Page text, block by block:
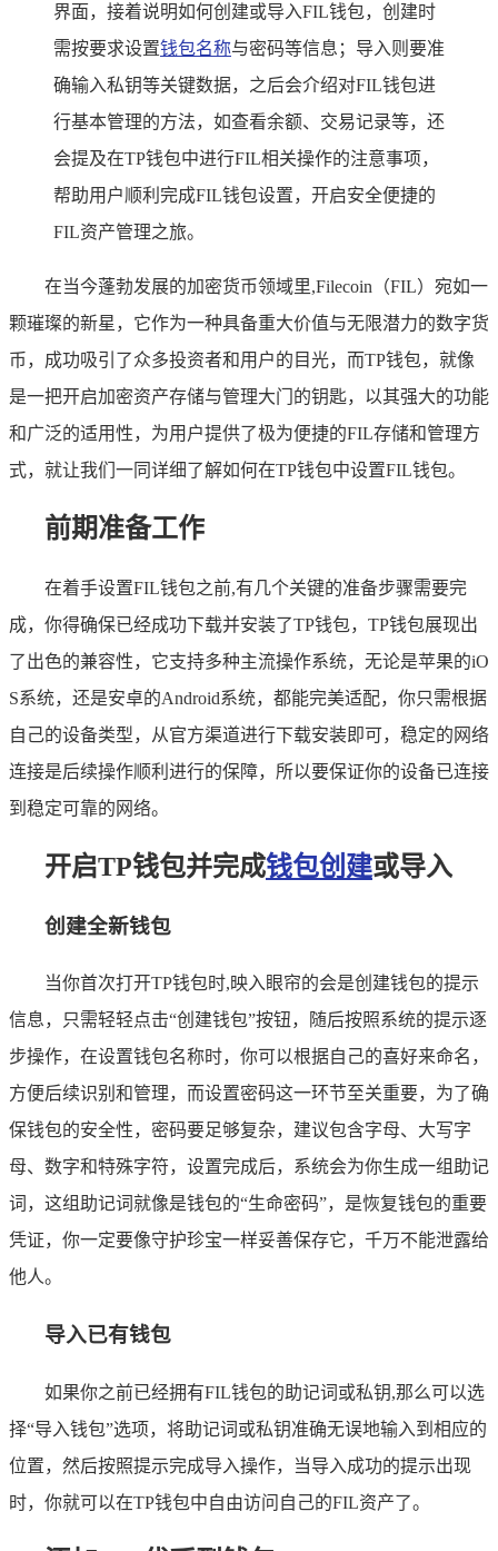
界面，接着说明如何创建或导入FIL钱包，创建时
需按要求设置钱包名称与密码等信息；导入则要准
确输入私钥等关键数据，之后会介绍对FIL钱包进
行基本管理的方法，如查看余额、交易记录等，还
会提及在TP钱包中进行FIL相关操作的注意事项，
帮助用户顺利完成FIL钱包设置，开启安全便捷的
FIL资产管理之旅。
在当今蓬勃发展的加密货币领域里,Filecoin（FIL）宛如一
颗璀璨的新星，它作为一种具备重大价值与无限潜力的数字货
币，成功吸引了众多投资者和用户的目光，而TP钱包，就像
是一把开启加密资产存储与管理大门的钥匙，以其强大的功能
和广泛的适用性，为用户提供了极为便捷的FIL存储和管理方
式，就让我们一同详细了解如何在TP钱包中设置FIL钱包。
前期准备工作
在着手设置FIL钱包之前,有几个关键的准备步骤需要完
成，你得确保已经成功下载并安装了TP钱包，TP钱包展现出
了出色的兼容性，它支持多种主流操作系统，无论是苹果的iO
S系统，还是安卓的Android系统，都能完美适配，你只需根据
自己的设备类型，从官方渠道进行下载安装即可，稳定的网络
连接是后续操作顺利进行的保障，所以要保证你的设备已连接
到稳定可靠的网络。
开启TP钱包并完成钱包创建或导入
创建全新钱包
当你首次打开TP钱包时,映入眼帘的会是创建钱包的提示
信息，只需轻轻点击“创建钱包”按钮，随后按照系统的提示逐
步操作，在设置钱包名称时，你可以根据自己的喜好来命名，
方便后续识别和管理，而设置密码这一环节至关重要，为了确
保钱包的安全性，密码要足够复杂，建议包含字母、大写字
母、数字和特殊字符，设置完成后，系统会为你生成一组助记
词，这组助记词就像是钱包的“生命密码”，是恢复钱包的重要
凭证，你一定要像守护珍宝一样妥善保存它，千万不能泄露给
他人。
导入已有钱包
如果你之前已经拥有FIL钱包的助记词或私钥,那么可以选
择“导入钱包”选项，将助记词或私钥准确无误地输入到相应的
位置，然后按照提示完成导入操作，当导入成功的提示出现
时，你就可以在TP钱包中自由访问自己的FIL资产了。